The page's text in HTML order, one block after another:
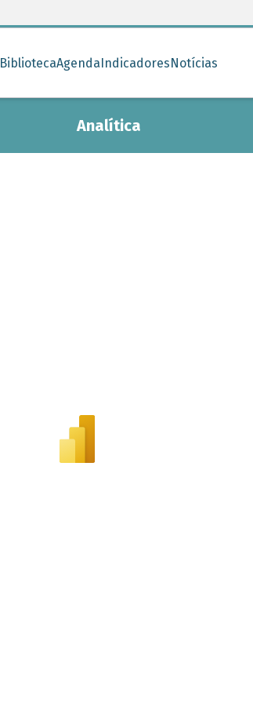
BibliotecaAgendaIndicadoresNotícias
Analítica